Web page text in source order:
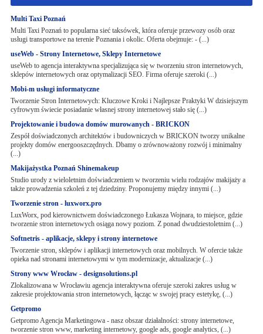
Multi Taxi Poznań
Multi Taxi Poznań to popularna sieć taksówek, która oferuje przewozy osób oraz
usługi transportowe na terenie Poznania i okolic. Oferta obejmuje: - (...)
useWeb - Strony Internetowe, Sklepy Internetowe
useWeb to agencja interaktywna specjalizująca się w tworzeniu stron internetowych,
sklepów internetowych oraz optymalizacji SEO. Firma oferuje szeroki (...)
Mobi-m usługi informatyczne
Tworzenie Stron Internetowych: Kluczowe Kroki i Najlepsze Praktyki W dzisiejszym
cyfrowym świecie posiadanie własnej strony internetowej stało się (...)
Projektowanie i budowa domów murowanych - BRICKON
Zespół doświadczonych architektów i budowniczych w BRICKON tworzy unikalne
projekty domów energooszczędnych. Dbamy o zrównoważony rozwój i minimalny
(...)
Makijażystka Poznań Shinemakeup
Studio urody z wieloletnim doświadczeniem w tworzeniu wielu rodzajów makijaży a
także prowadzenia szkoleń z tej dziedziny. Proponujemy między innymi (...)
Tworzenie stron - luxworx.pro
LuxWorx, pod kierownictwem doświadczonego Łukasza Wojnara, to miejsce, gdzie
tworzenie stron internetowych osiąga nowy poziom. Z ponad dwudziestoletnim (...)
Softnetris - aplikacje, sklepy i strony internetowe
Tworzenie stron, sklepów i aplikacji internetowych oraz mobilnych. W ofercie także
opieka nad stronami internetowymi w tym modernizacje, aktualizacje (...)
Strony www Wrocław - designsolutions.pl
Zlokalizowana w Wrocławiu agencja interaktywna oferuje szeroki zakres usług w
zakresie projektowania stron internetowych, łącząc w swojej pracy estetykę, (...)
Getpromo
Getpromo Agencja Marketingowa - nasz obszar działalności: strony internetowe,
tworzenie stron www, marketing internetowy, google ads, google analytics, (...)